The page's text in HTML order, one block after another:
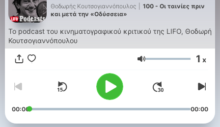
Θοδωρής Κουτσογιαννόπουλος
100 - Οι ταινίες πριν
και μετά την «Οδύσσεια»
Το podcast του κινηματογραφικού κριτικού της LIFO, Θοδωρή
Κουτσογιαννόπουλου
Volume 1 x
00:00 00:00